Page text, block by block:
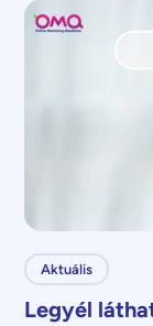
Aktuális
Legyél